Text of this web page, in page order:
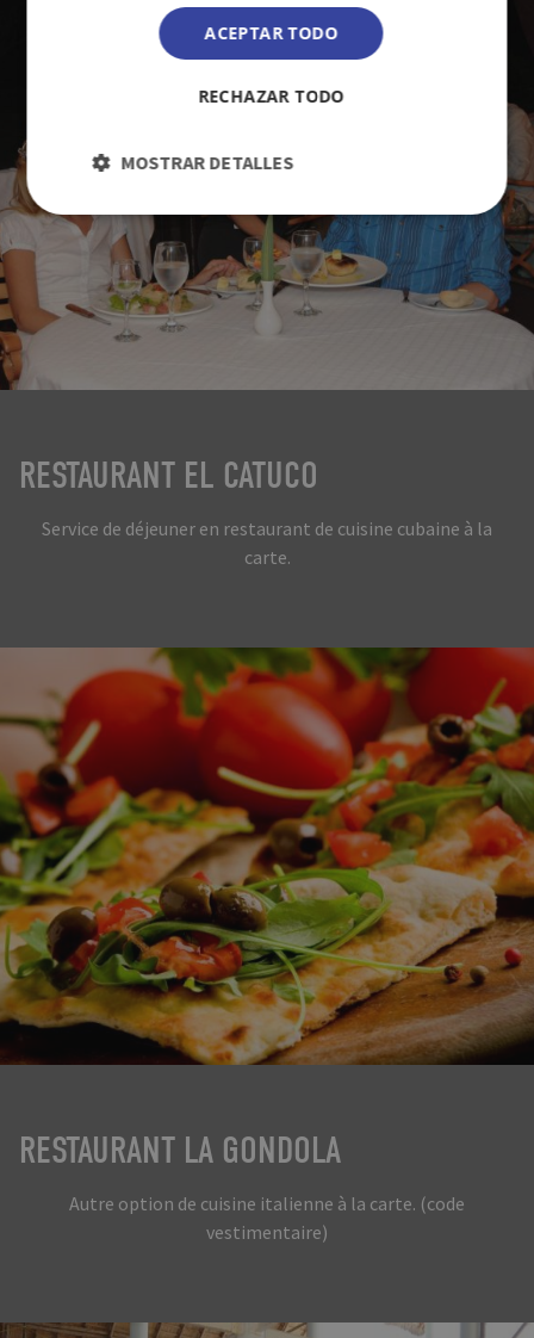
RESTAURANT EL CATUCO
Service de déjeuner en restaurant de cuisine cubaine à la
carte.
RESTAURANT LA GONDOLA
Autre option de cuisine italienne à la carte. (code
vestimentaire)
ACEPTAR TODO
RECHAZAR TODO
MOSTRAR DETALLES